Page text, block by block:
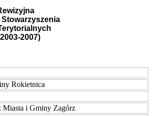
2007)
Rokietnica
Miasta i Gminy Zagórz